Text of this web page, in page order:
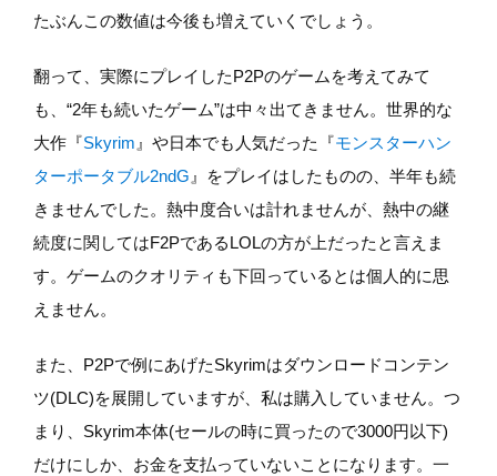
たぶんこの数値は今後も増えていくでしょう。
翻って、実際にプレイしたP2Pのゲームを考えてみて
も、“2年も続いたゲーム”は中々出てきません。世界的な
大作『Skyrim』や日本でも人気だった『モンスターハン
ターポータブル2ndG』をプレイはしたものの、半年も続
きませんでした。熱中度合いは計れませんが、熱中の継
続度に関してはF2PであるLOLの方が上だったと言えま
す。ゲームのクオリティも下回っているとは個人的に思
えません。
また、P2Pで例にあげたSkyrimはダウンロードコンテン
ツ(DLC)を展開していますが、私は購入していません。つ
まり、Skyrim本体(セールの時に買ったので3000円以下)
だけにしか、お金を支払っていないことになります。一